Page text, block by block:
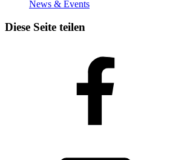
News & Events
Diese Seite teilen